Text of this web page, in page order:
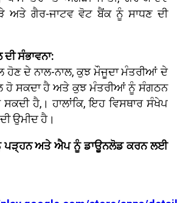
ਅਤੇ ਗੈਰ-ਜਾਟਵ ਵੋਟ ਬੈਂਕ ਨੂੰ ਸਾਧਣ ਦੀ
ਸੰਭਾਵਨਾ:
ਹੋਣ ਦੇ ਨਾਲ-ਨਾਲ, ਕੁਝ ਮੌਜੂਦਾ ਮੰਤਰੀਆਂ ਦੇ
ਹੋ ਸਕਦਾ ਹੈ ਅਤੇ ਕੁਝ ਮੰਤਰੀਆਂ ਨੂੰ ਸੰਗਠਨ
ਸਕਦੀ ਹੈ,। ਹਾਲਾਂਕਿ, ਇਹ ਵਿਸਥਾਰ ਸੰਖੇਪ
ਉਮੀਦ ਹੈ।
ਪੜ੍ਹਨ ਅਤੇ ਐਪ ਨੂੰ ਡਾਊਨਲੋਡ ਕਰਨ ਲਈ